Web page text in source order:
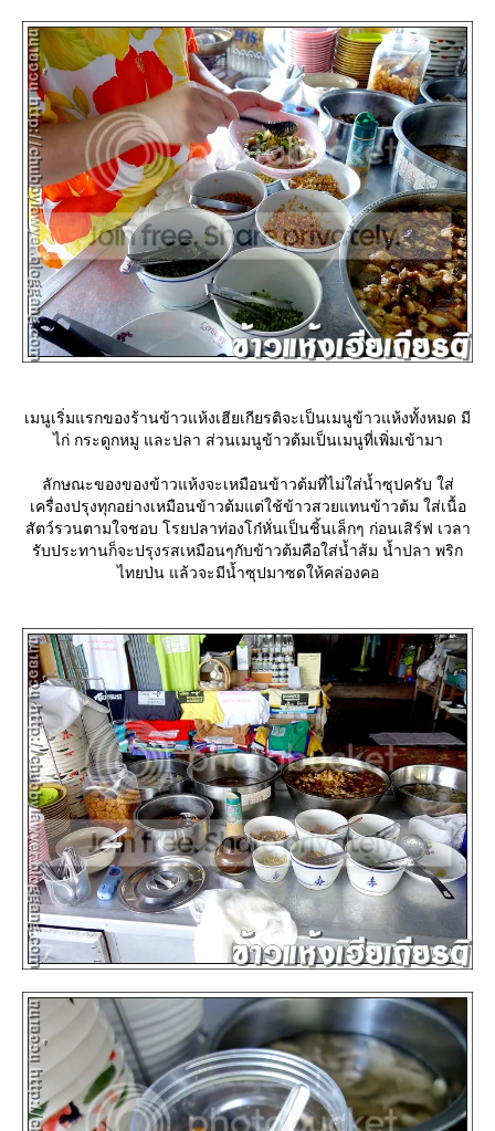
เมนูเริ่มแรกของร้านข้าวแห้งเฮียเกียรติจะเป็นเมนูข้าวแห้งทั้งหมด มี
ไก่ กระดูกหมู และปลา ส่วนเมนูข้าวต้มเป็นเมนูที่เพิ่มเข้ามา
ลักษณะของของข้าวแห้งจะเหมือนข้าวต้มที่ไม่ใส่น้ำซุปครับ ใส่
เครื่องปรุงทุกอย่างเหมือนข้าวต้มแต่ใช้ข้าวสวยแทนข้าวต้ม ใส่เนื้อ
สัตว์รวนตามใจชอบ โรยปลาท่องโก๋หั่นเป็นชิ้นเล็กๆ ก่อนเสิร์ฟ เวลา
รับประทานก็จะปรุงรสเหมือนๆกับข้าวต้มคือใส่น้ำส้ม น้ำปลา พริก
ไทยป่น แล้วจะมีน้ำซุปมาซดให้คล่องคอ